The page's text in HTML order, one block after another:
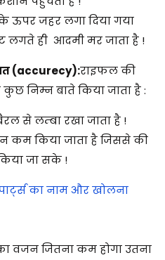
ऊपर जहर लगा दिया गया
लगते ही आदमी मर जाता है !
(accurecy):राइफल की
निम्न बाते किया जाता है :
से लम्बा रखा जाता है !
किया जाता है जिससे की
जा सके !
का नाम और खोलना
वजन जितना कम होगा उतना